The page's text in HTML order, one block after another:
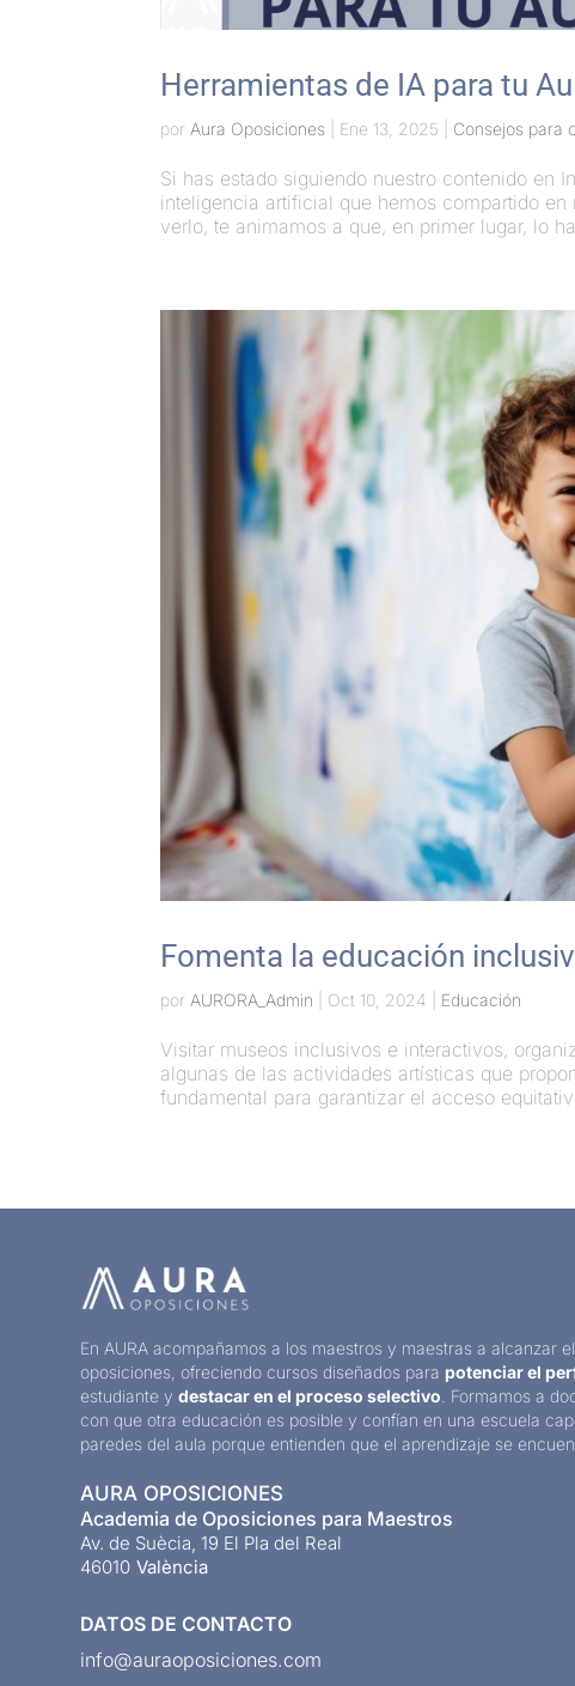
Herramientas de IA para tu
por Aura Oposiciones Ene 13, 2025 Consejos para
Si has estado siguiendo nuestro contenido en
inteligencia artificial que hemos compartido
verlo, te animamos a que, en primer lugar, lo
Fomenta la educación
por AURORA_Admin Oct 10, 2024 Educación
Visitar museos inclusivos e interactivos,
algunas de las actividades artísticas que
fundamental para garantizar el acceso
En AURA acompañamos a los maestros y maestras a alcanzar
oposiciones, ofreciendo cursos diseñados para potenciar el
estudiante ydestacar en el proceso selectivo . Formamos a
con que otra educación es posible y confían en una escuela
paredes del aula porque entienden que el aprendizaje se
AURA OPOSICIONES
Academia de Oposiciones para Maestros
Av. de Suècia, 19 El Pla del Real
46010 València
DATOS DE CONTACTO
info@auraoposiciones.com